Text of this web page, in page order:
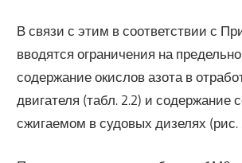
В связи с этим в соответствии с
вводятся ограничения на
содержание окислов азота в
двигателя (табл. 2.2) и содержание
сжигаемом в судовых дизелях (рис.